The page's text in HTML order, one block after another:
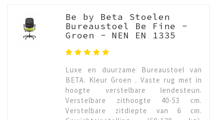
Be by Beta Stoelen
Bureaustoel Be Fine -
Groen - NEN EN 1335
Luxe en duurzame Bureaustoel van
BETA. Kleur Groen . Vaste rug met in
hoogte verstelbare lendesteun.
Verstelbare zithoogte 40-53 cm.
Verstelbare zitdiepte van 6 cm.